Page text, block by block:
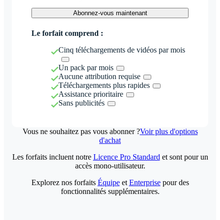
Abonnez-vous maintenant
Le forfait comprend :
Cinq téléchargements de vidéos par mois
Un pack par mois
Aucune attribution requise
Téléchargements plus rapides
Assistance prioritaire
Sans publicités
Vous ne souhaitez pas vous abonner ?Voir plus d'options
d'achat
Les forfaits incluent notre Licence Pro Standard et sont pour un
accès mono-utilisateur.
Explorez nos forfaits Équipeet Enterprisepour des
fonctionnalités supplémentaires.